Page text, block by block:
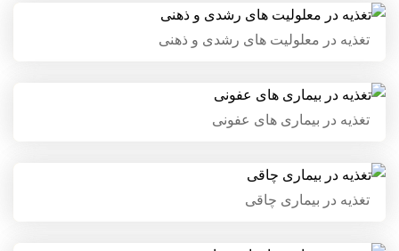
تغذیه در معلولیت های رشدی و ذهنی
تغذیه در معلولیت های رشدی و
ذهنی
تغذیه در بیماری های عفونی
تغذیه در بیماری های عفونی
تغذیه در بیماری چاقی